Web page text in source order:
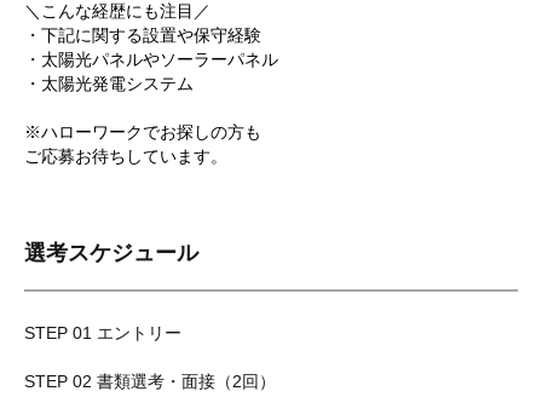
＼こんな経歴にも注目／
・下記に関する設置や保守経験
・太陽光パネルやソーラーパネル
・太陽光発電システム
※ハローワークでお探しの方も
ご応募お待ちしています。
選考スケジュール
STEP 01 エントリー
STEP 02 書類選考・面接（2回）